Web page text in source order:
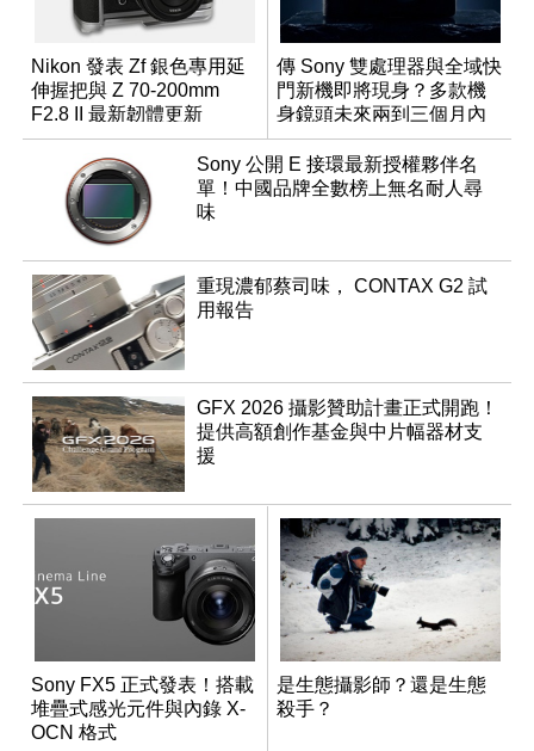
Nikon 發表 Zf 銀色專用延
伸握把與 Z 70-200mm
F2.8 II 最新韌體更新
傳 Sony 雙處理器與全域快
門新機即將現身？多款機
身鏡頭未來兩到三個月內
有望登場
Sony 公開 E 接環最新授權夥伴名
單！中國品牌全數榜上無名耐人尋
味
重現濃郁蔡司味， CONTAX G2 試
用報告
GFX 2026 攝影贊助計畫正式開跑！
提供高額創作基金與中片幅器材支
援
Sony FX5 正式發表！搭載
堆疊式感光元件與內錄 X-
OCN 格式
是生態攝影師？還是生態
殺手？